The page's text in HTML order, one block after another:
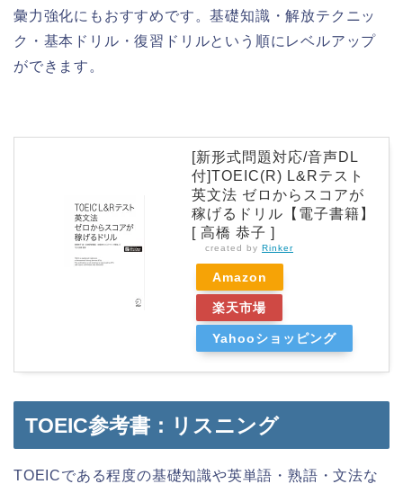
彙力強化にもおすすめです。基礎知識・解放テクニッ
ク・基本ドリル・復習ドリルという順にレベルアップ
ができます。
[新形式問題対応/音声DL
付]TOEIC(R) L&Rテスト
英文法 ゼロからスコアが
稼げるドリル【電子書籍】
[ 高橋 恭子 ]
created by Rinker
Amazon
楽天市場
Yahooショッピング
TOEIC参考書：リスニング
TOEICである程度の基礎知識や英単語・熟語・文法な